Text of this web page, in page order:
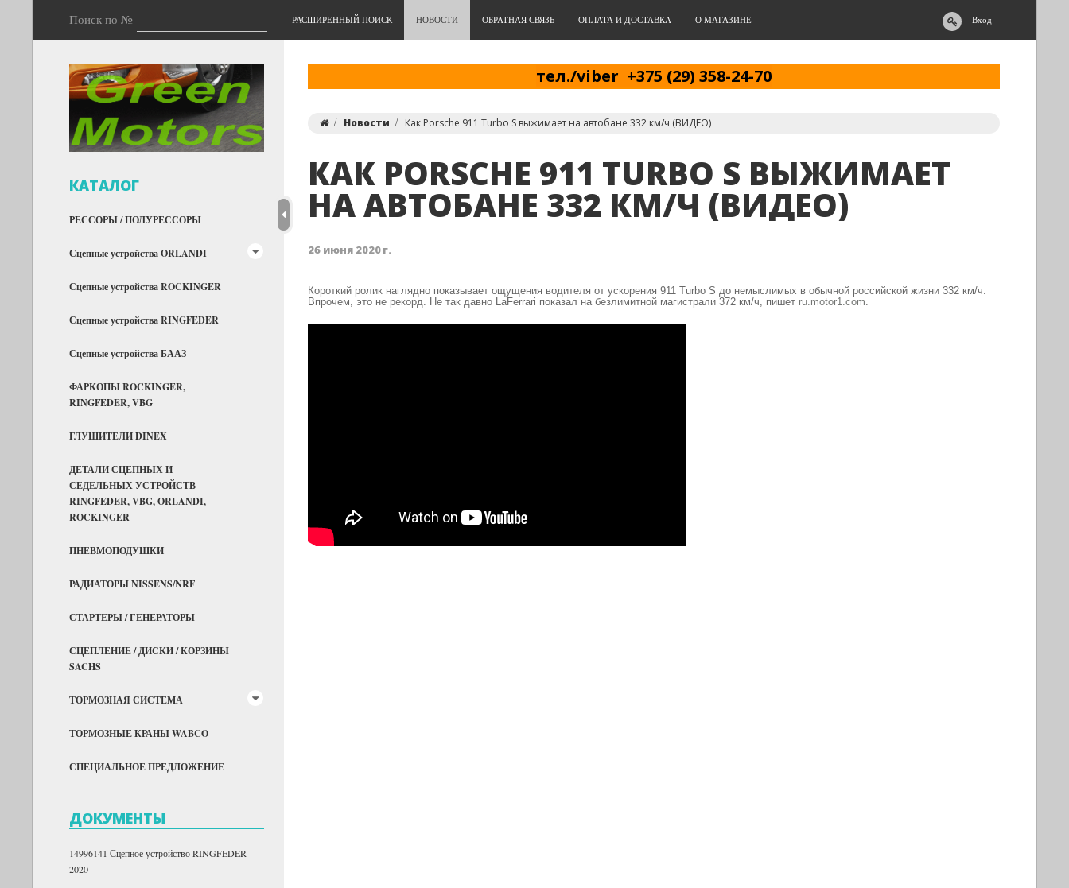
Вход
Поиск по № РАСШИРЕННЫЙ ПОИСК НОВОСТИ ОБРАТНАЯ СВЯЗЬ ОПЛАТА И ДОСТАВКА О МАГАЗИНЕ
КАТАЛОГ
РЕССОРЫ / ПОЛУРЕССОРЫ
Сцепные устройства ORLANDI
Сцепные устройства ROCKINGER
Сцепные устройства RINGFEDER
Сцепные устройства БААЗ
ФАРКОПЫ ROCKINGER,
RINGFEDER, VBG
ГЛУШИТЕЛИ DINEX
ДЕТАЛИ СЦЕПНЫХ И
СЕДЕЛЬНЫХ УСТРОЙСТВ
RINGFEDER, VBG, ORLANDI,
ROCKINGER
ПНЕВМОПОДУШКИ
РАДИАТОРЫ NISSENS/NRF
СТАРТЕРЫ / ГЕНЕРАТОРЫ
СЦЕПЛЕНИЕ / ДИСКИ / КОРЗИНЫ
SACHS
ТОРМОЗНАЯ СИСТЕМА
ТОРМОЗНЫЕ КРАНЫ WABCO
СПЕЦИАЛЬНОЕ ПРЕДЛОЖЕНИЕ
ДОКУМЕНТЫ
14996141 Сцепное устройство RINGFEDER
2020
тел./viber +375 (29) 358-24-70
Новости Как Porsche 911 Turbo S выжимает на автобане 332 км/ч (ВИДЕО)
КАК PORSCHE 911 TURBO S ВЫЖИМАЕТ
НА АВТОБАНЕ 332 КМ/Ч (ВИДЕО)
26 июня 2020 г.
Короткий ролик наглядно показывает ощущения водителя от ускорения 911 Turbo S до немыслимых в обычной российской жизни 332 км/ч.
Впрочем, это не рекорд. Не так давно LaFerrari показал на безлимитной магистрали 372 км/ч, пишет ru.motor1.com.